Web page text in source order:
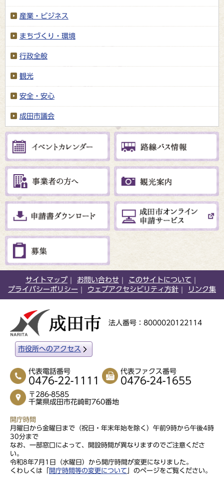
産業・ビジネス
まちづくり・環境
行政全般
観光
安全・安心
成田市議会
サイトマップ お問い合わせ
このサイトについて
プライバシーポリシー
ウェブアクセシビリティ方針 リンク集
法人番号：8000020122114
市役所へのアクセス
代表電話番号
0476-22-1111
代表ファクス番号
0476-24-1655
〒286-8585
千葉県成田市花崎町760番地
開庁時間
月曜日から金曜日まで（祝日・年末年始を除く）午前9時から午後4時
30分まで
なお、一部窓口によって、開設時間が異なりますのでご注意くださ
い。
令和8年7月1日（水曜日）から開庁時間が変更になりました。
くわしくは「
開庁時間等の変更について 」のページをご覧ください。